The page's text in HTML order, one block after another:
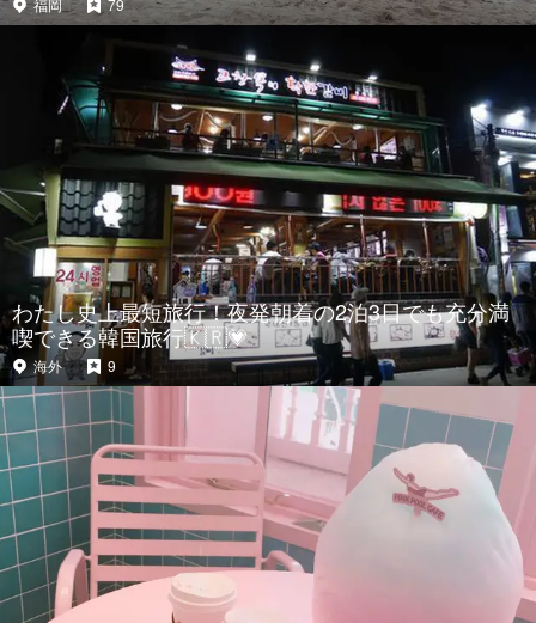
わたし史上最短旅行！夜発朝着の2泊3日でも充分満
喫できる韓国旅行🇰🇷💗
海外 9